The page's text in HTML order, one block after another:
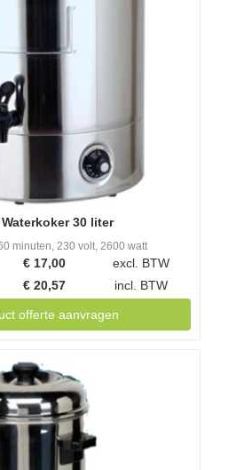
Waterkoker 30 liter
minuten, 230 volt, 2600 watt
€ 17,00
excl. BTW
€ 20,57 incl. BTW
offerte aanvragen